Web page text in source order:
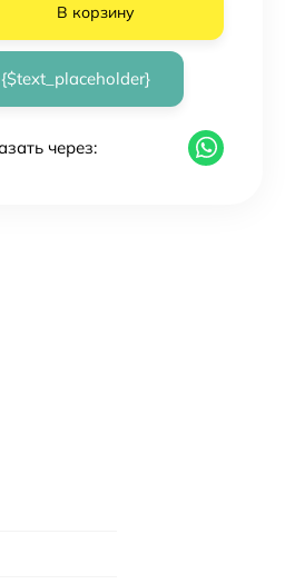
В корзину
{$text_placeholder}
через: